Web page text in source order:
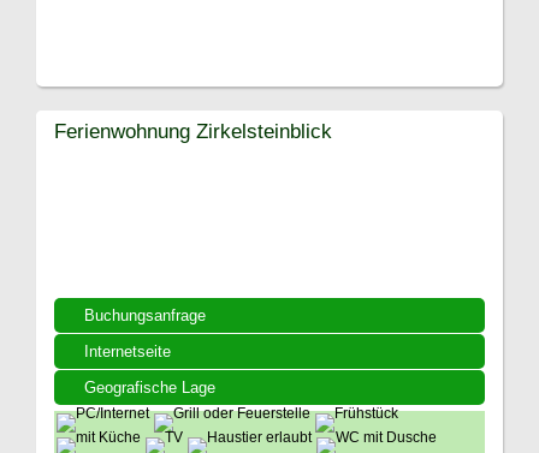
Buchungsanfrage
Internetseite
Geografische Lage
Ferienwohnung Zirkelsteinblick